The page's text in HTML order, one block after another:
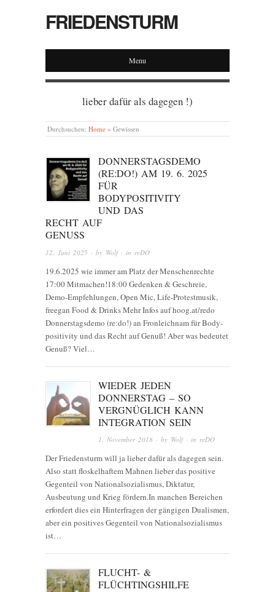
FRIEDENSTURM
Menu
lieber dafür als dagegen !)
Durchsuchen: Home » Gewissen
DONNERSTAGSDEMO
(RE:DO!) AM 19. 6. 2025
FÜR
BODYPOSITIVITY
UND DAS
RECHT AUF
GENUSS
12. Juni 2025 · by Wolf· in reDO
19.6.2025 wie immer am Platz der Menschenrechte
17:00 Mitmachen!18:00 Gedenken & Geschreie,
Demo-Empfehlungen, Open Mic, Life-Protestmusik,
freegan Food & Drinks Mehr Infos auf hoog.at/redo
Donnerstagsdemo (re:do!) an Fronleichnam für Body-
positivity und das Recht auf Genuß! Aber was bedeutet
Genuß? Viel…
WIEDER JEDEN
DONNERSTAG – SO
VERGNÜGLICH KANN
INTEGRATION SEIN
1. November 2018 · by Wolf· inreDO
Der Friedensturm will ja lieber dafür als dagegen sein.
Also statt floskelhaftem Mahnen lieber das positive
Gegenteil von Nationalsozialismus, Diktatur,
Ausbeutung und Krieg fördern.In manchen Bereichen
erfordert dies ein Hinterfragen der gängigen Dualismen,
aber ein positives Gegenteil von Nationalsozialismus
ist…
FLUCHT- &
FLÜCHTINGSHILFE